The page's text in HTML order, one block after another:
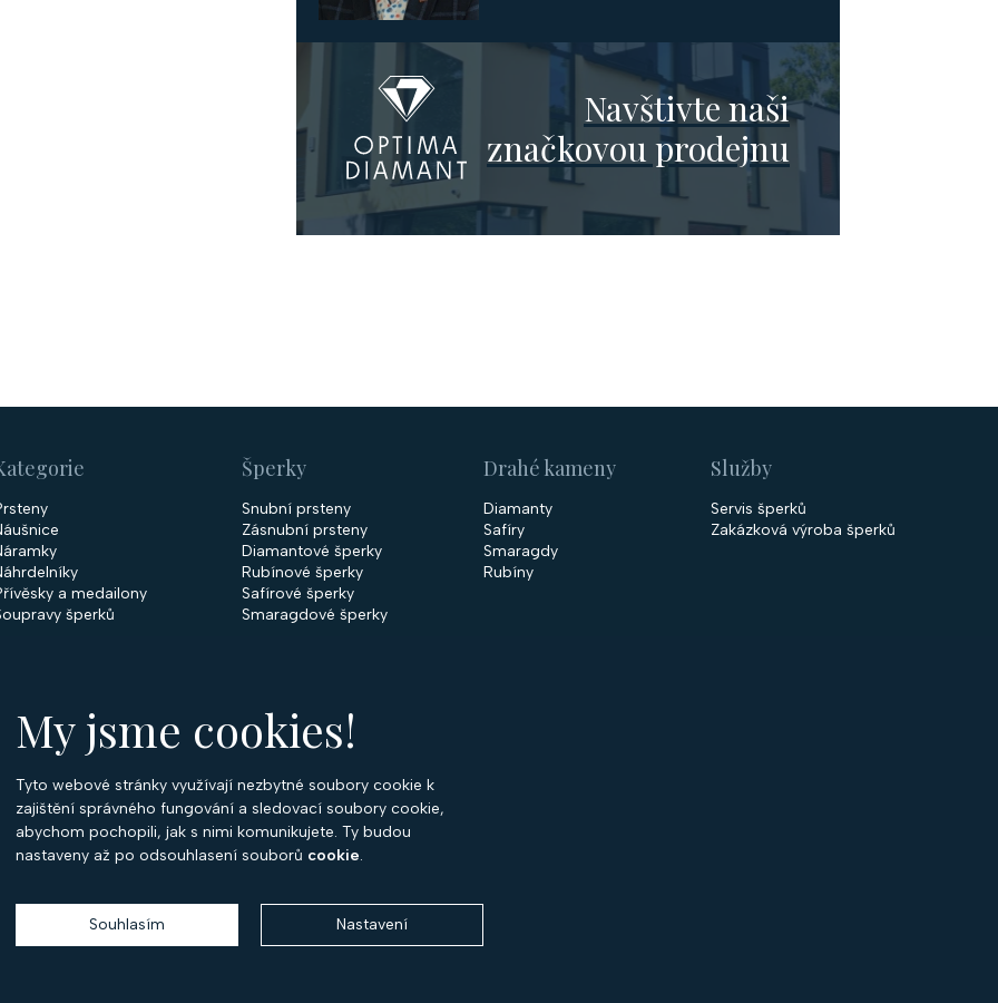
My jsme cookies!
Tyto webové stránky využívají nezbytné soubory cookie k
zajištění správného fungování a sledovací soubory cookie,
abychom pochopili, jak s nimi komunikujete. Ty budou
nastaveny až po odsouhlasení souborů cookie.
Nastavení
Souhlasím
Navštivte naši
značkovou prodejnu
a medailony
šperků
Šperky
Snubní prsteny
Zásnubní prsteny
Diamantové šperky
Rubínové šperky
Safírové šperky
Smaragdové šperky
Drahé kameny
Diamanty
Safíry
Smaragdy
Rubíny
Služby
Servis šperků
Zakázková výroba šperků
Copyright 2026Optima Diamant. Všechna práva vyhrazena.